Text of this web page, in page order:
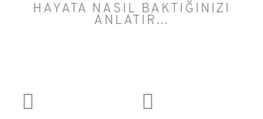
HAYATA NASIL BAKTIĞINIZI
ANLATIR...